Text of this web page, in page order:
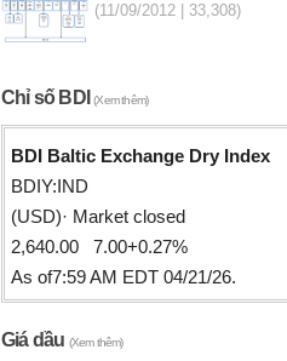
(11/09/2012 | 33,308)
Chỉ số BDI(Xem thêm)
BDI Baltic Exchange Dry Index
BDIY:IND
(USD)· Market closed
2,640.00 7.00+0.27%
As of7:59 AM EDT 04/21/26.
Giá dầu (Xem thêm)